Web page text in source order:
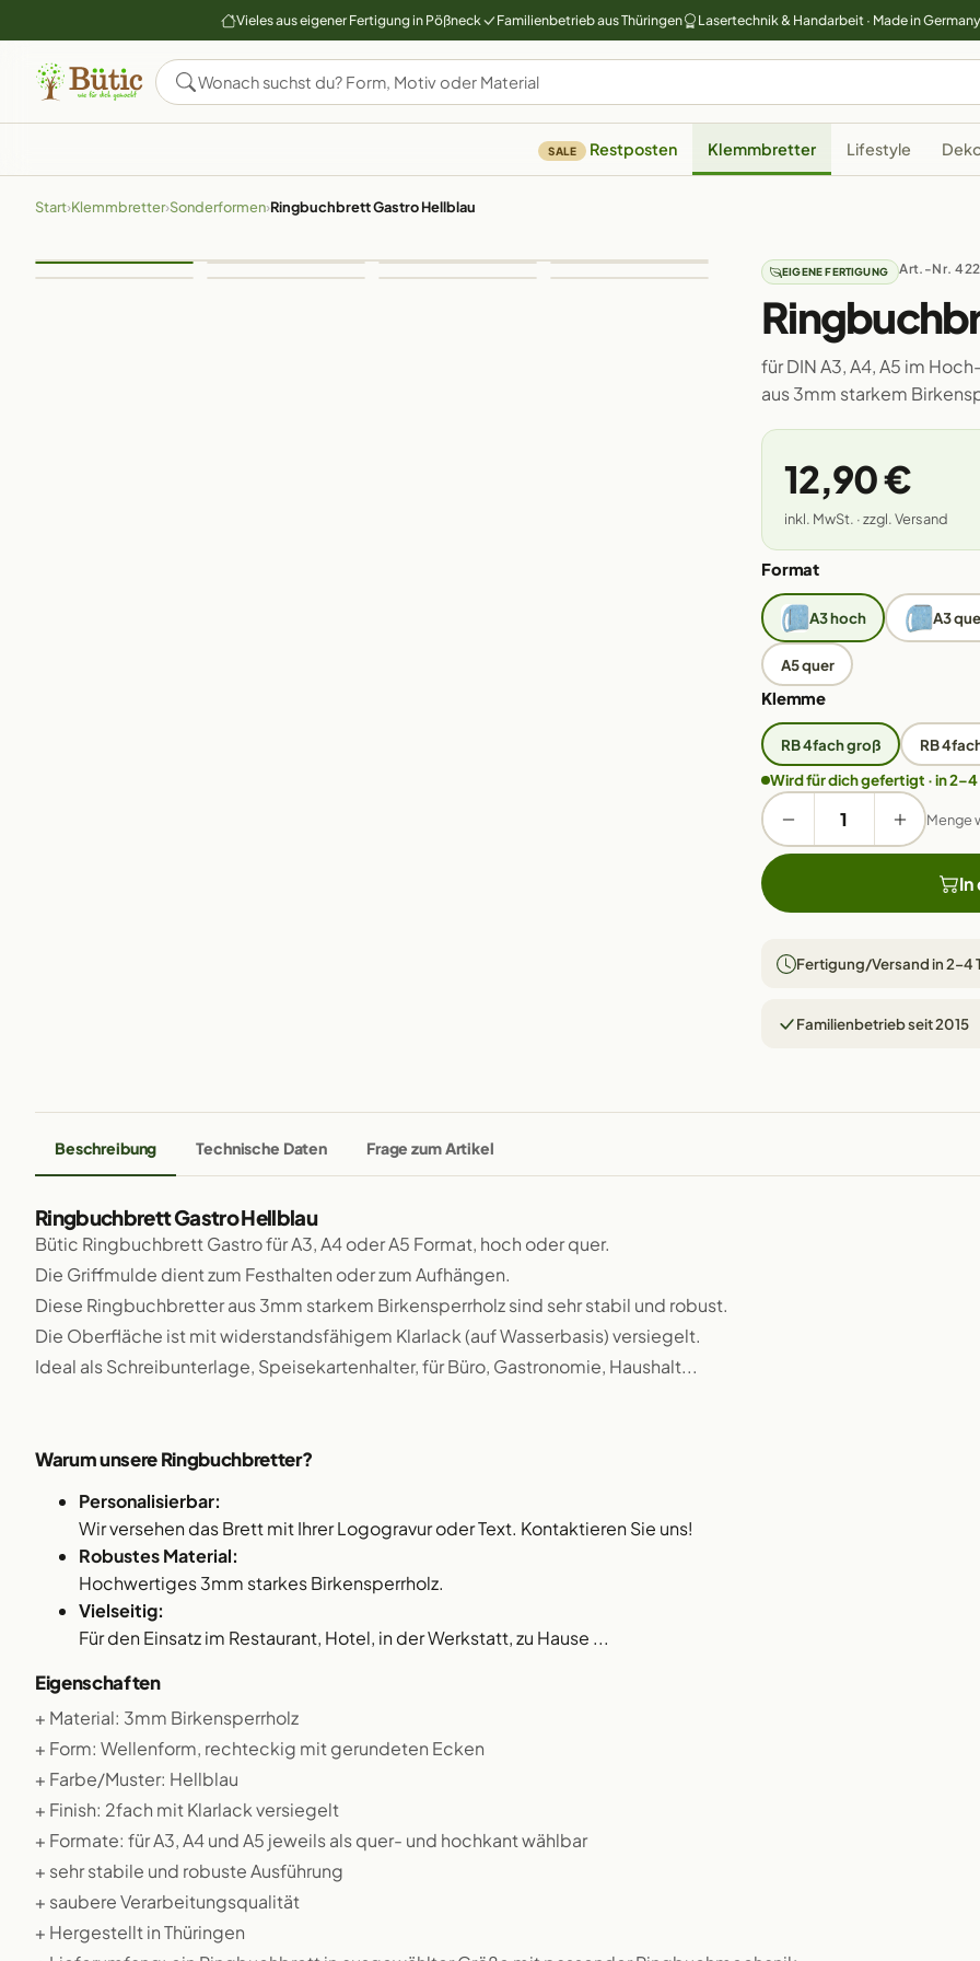
Vieles aus eigener Fertigung in Pößneck Familienbetrieb aus Thüringen Lasertechnik & Handarbeit · Made in Germany
SALE Restposten Klemmbretter Lifestyle
Start›Klemmbretter›Sonderformen›Ringbuchbrett Gastro Hellblau
EIGENE FERTIGUNG Art.-Nr.
für DIN A3, A4, A5 im
aus 3mm starkem
12,90 €
inkl. MwSt. · zzgl. Versand
Format
A3 hoch A3
A5 quer
Klemme
RB 4fach groß
RB
Wird für dich gefertigt · in 2–4
Menge
In
Fertigung/Versand in 2–4
Familienbetrieb seit 2015
Beschreibung Technische Daten Frage zum Artikel
Ringbuchbrett Gastro Hellblau
Bütic Ringbuchbrett Gastro für A3, A4 oder A5 Format, hoch oder quer.
Die Griffmulde dient zum Festhalten oder zum Aufhängen.
Diese Ringbuchbretter aus 3mm starkem Birkensperrholz sind sehr stabil und robust.
Die Oberfläche ist mit widerstandsfähigem Klarlack (auf Wasserbasis) versiegelt.
Ideal als Schreibunterlage, Speisekartenhalter, für Büro, Gastronomie, Haushalt...
Warum unsere Ringbuchbretter?
Personalisierbar:
Wir versehen das Brett mit Ihrer Logogravur oder Text. Kontaktieren Sie uns!
Robustes Material:
Hochwertiges 3mm starkes Birkensperrholz.
Vielseitig:
Für den Einsatz im Restaurant, Hotel, in der Werkstatt, zu Hause ...
Eigenschaften
+ Material: 3mm Birkensperrholz
+ Form: Wellenform, rechteckig mit gerundeten Ecken
+ Farbe/Muster: Hellblau
+ Finish: 2fach mit Klarlack versiegelt
+ Formate: für A3, A4 und A5 jeweils als quer- und hochkant wählbar
+ sehr stabile und robuste Ausführung
+ saubere Verarbeitungsqualität
+ Hergestellt in Thüringen